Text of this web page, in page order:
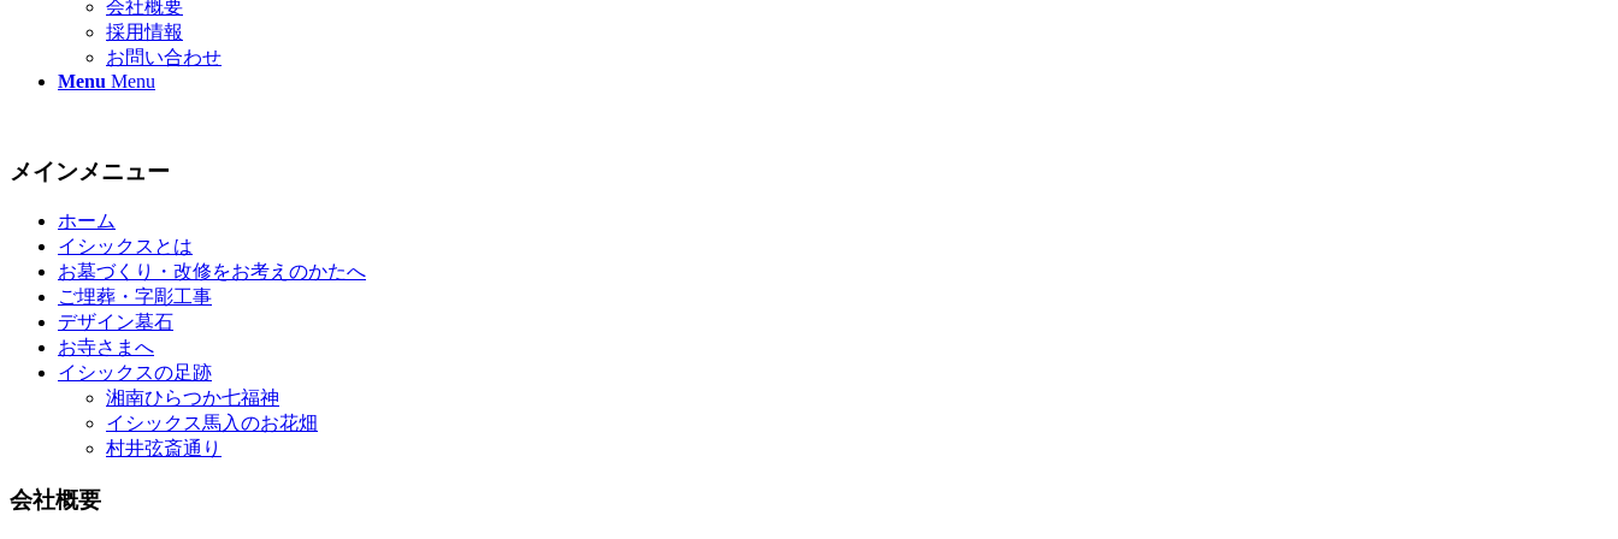
会社概要
採用情報
お問い合わせ
Menu Menu
メインメニュー
ホーム
イシックスとは
お墓づくり・改修をお考えのかたへ
ご埋葬・字彫工事
デザイン墓石
お寺さまへ
イシックスの足跡
湘南ひらつか七福神
イシックス馬入のお花畑
村井弦斎通り
会社概要